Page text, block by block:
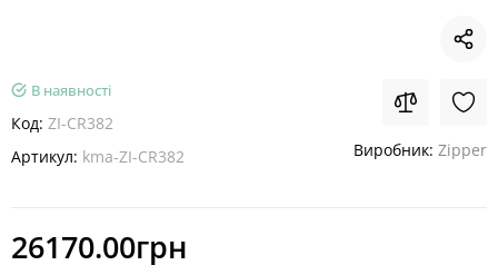
В наявності
Код: ZI-CR382
Артикул: kma-ZI-CR382 Виробник: Zipper
26170.00грн